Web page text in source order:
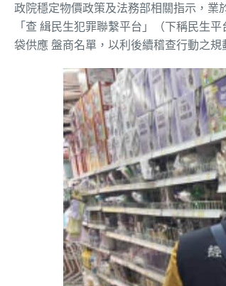
政院穩定物價政策及法務部相關指示，業
「查 緝民生犯罪聯繫平台」（下稱民生
袋供應 盤商名單，以利後續稽查行動之規